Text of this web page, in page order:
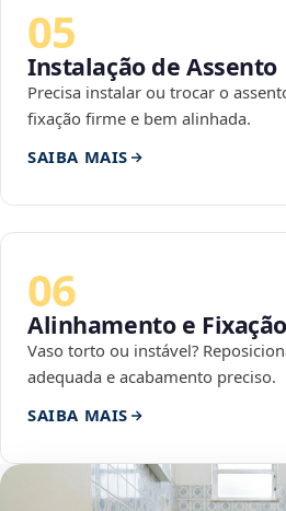
05
Instalação de Assento
Precisa instalar ou trocar o
fixação firme e bem alinhada.
SAIBA MAIS
06
Alinhamento e Fixação
Vaso torto ou instável?
adequada e acabamento preciso.
SAIBA MAIS